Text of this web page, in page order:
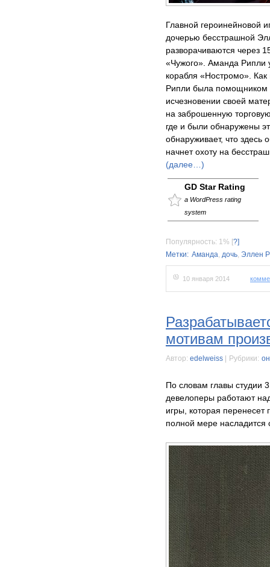
Главной героинейновой
дочерью бесстрашной
разворачиваются через
«Чужого». Аманда Рипли
корабля «Ностромо».
Рипли была помощником
исчезновении своей
на заброшенную
где и были обнаружены
обнаруживает, что
начнет охоту на
(далее…)
GD Star Rating
a WordPress rating
system
Популярность: 1% [?]
Метки: Аманда, дочь, Эллен
10 января 2014
мотивам
Автор: edelweiss Рубрики:
По словам главы студии
девелоперы работают
игры, которая перенесет
полной мере